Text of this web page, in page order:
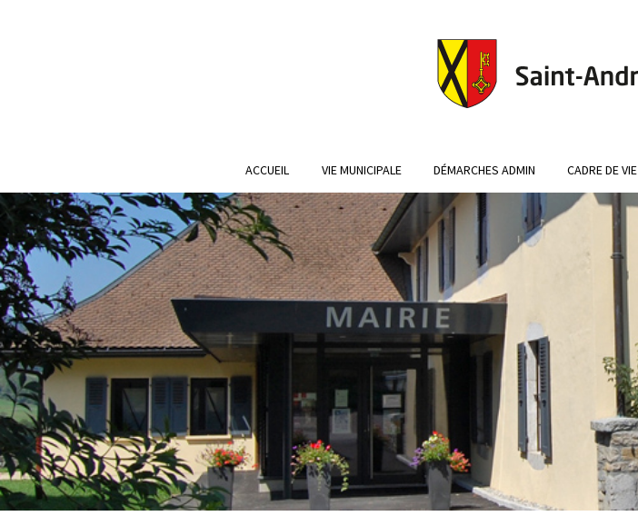
ACCUEIL VIE MUNICIPALE DÉMARCHES ADMIN CADRE DE VIE